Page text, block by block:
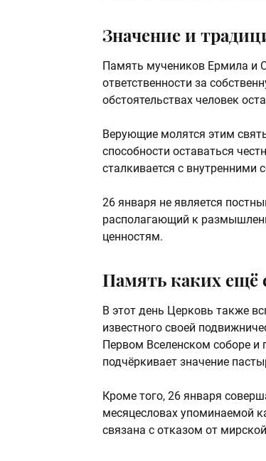
Значение и
Память мучеников Ермила и
ответственности за
обстоятельствах человек
Верующие молятся этим
способности оставаться
сталкивается с
26 января не является
располагающий к
ценностям.
Память каких ещё
В этот день Церковь также
известного своей
Первом Вселенском соборе и
подчёркивает значение
Кроме того, 26 января
месяцесловах упоминаемой
связана с отказом от